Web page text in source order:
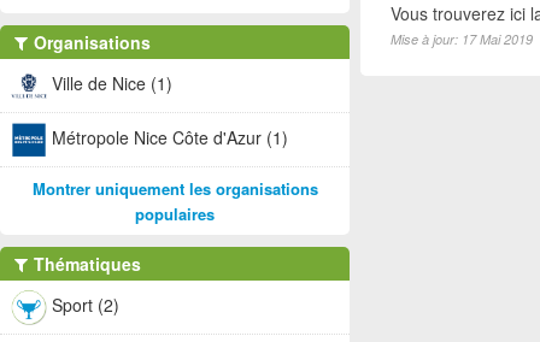
Vous trouverez ici
Mise à jour: 17 Mai 2019
Organisations
Ville de Nice (1)
Métropole Nice Côte d'Azur (1)
Montrer uniquement les organisations
populaires
Thématiques
Sport (2)